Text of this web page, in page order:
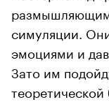
размышляющим
симуляции.
эмоциями и
Зато им
теоретической